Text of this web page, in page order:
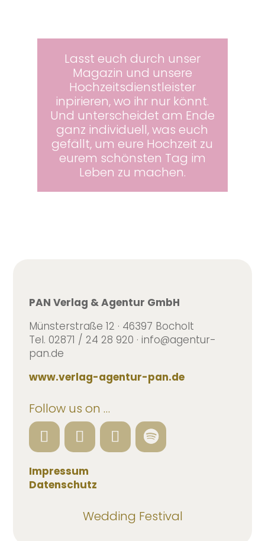
Lasst euch durch unser
Magazin und unsere
Hochzeitsdienstleister
inpirieren, wo ihr nur könnt.
Und unterscheidet am Ende
ganz individuell, was euch
gefällt, um eure Hochzeit zu
eurem schönsten Tag im
Leben zu machen.
PAN Verlag & Agentur GmbH
Münsterstraße 12 · 46397 Bocholt
Tel. 02871 / 24 28 920 · info@agentur-
pan.de
www.verlag-agentur-pan.de
Follow us on …
Impressum
Datenschutz
Wedding Festival